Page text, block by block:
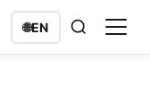
🌐EN